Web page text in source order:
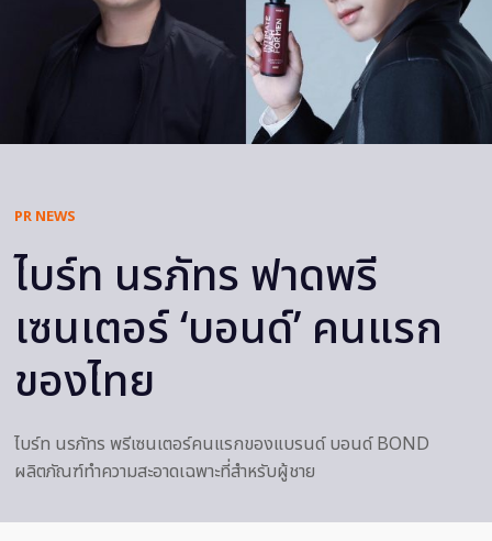
PR NEWS
ไบร์ท นรภัทร ฟาดพรี
เซนเตอร์ ‘บอนด์’ คนแรก
ของไทย
ไบร์ท นรภัทร พรีเซนเตอร์คนแรกของแบรนด์ บอนด์ BOND
ผลิตภัณฑ์ทำความสะอาดเฉพาะที่สำหรับผู้ชาย